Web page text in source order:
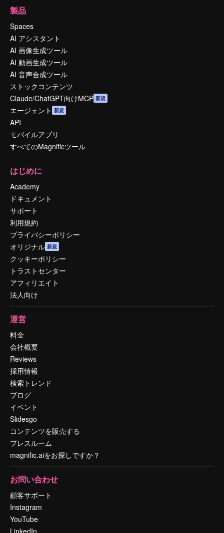
製品
Spaces
AI アシスタント
AI 画像生成ツール
AI 動画生成ツール
AI 音声合成ツール
ストックコンテンツ
Claude/ChatGPT向けMCP 新規
エージェント 新規
API
モバイルアプリ
すべてのMagnificツール
はじめに
Academy
ドキュメント
サポート
利用規約
プライバシーポリシー
オリジナル 新規
クッキーポリシー
トラストセンター
アフィリエイト
法人向け
運営
料金
会社概要
Reviews
採用情報
検索トレンド
ブログ
イベント
Slidesgo
コンテンツを販売する
プレスルーム
magnific.aiをお探しですか？
お問い合わせ
顧客サポート
Instagram
YouTube
LinkedIn